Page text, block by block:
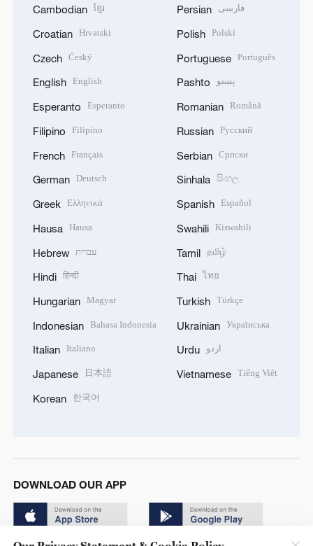
Cambodian ខ្មែរ
Croatian Hrvatski
Czech Český
English English
Esperanto Esperanto
Filipino Filipino
French Français
German Deutsch
Greek Ελληνικά
Hausa Hausa
Hebrew עברית
Hindi हिन्दी
Hungarian Magyar
Indonesian Bahasa Indonesia
Italian Italiano
Japanese 日本語
Korean 한국어
Persian فارسی
Polish Polski
Portuguese Português
Pashto پښتو
Romanian Română
Russian Русский
Serbian Српски
Sinhala සිංහල
Spanish Español
Swahili Kiswahili
Tamil தமிழ்
Thai ไทย
Turkish Türkçe
Ukrainian Українська
Urdu اردو
Vietnamese Tiếng Việt
DOWNLOAD OUR APP